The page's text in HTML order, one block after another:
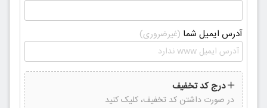
آدرس ایمیل شما (غیرضروری)
درج کد تخفیف
در صورت داشتن کد تخفیف، کلیک کنید